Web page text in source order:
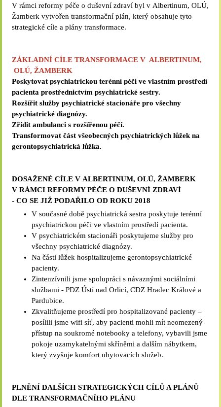
V rámci reformy péče o duševní zdraví byl v Albertinum, OLÚ,
Žamberk vytvořen transformační plán, který obsahuje tyto
strategické cíle a plány transformace.
ZÁKLADNÍ CÍLE TRANSFORMACE V ALBERTINUM,
OLÚ, ŽAMBERK
Poskytovat psychiatrickou terénní péči ve vlastním prostředí
pacienta prostřednictvím psychiatrické sestry.
Rozšířit služby psychiatrické stacionáře pro všechny
psychiatrické diagnózy.
Zřídit ambulanci s rozšířenou péčí.
Transformovat část všeobecných psychiatrických lůžek na
gerontopsychiatrická lůžka.
DOSAŽENÉ CÍLE V ALBERTINUM, OLÚ, ŽAMBERK
V RÁMCI REFORMY PÉČE O DUŠEVNÍ ZDRAVÍ
- CO SE JIŽ PODAŘILO OD ROKU 2018
V současné době psychiatrická sestra poskytuje terénní
psychiatrickou péči ve vlastním prostředí pacienta.
V psychiatrickém stacionáři poskytujeme služby pro
všechny psychiatrické diagnózy.
Na části lůžek hospitalizujeme gerontopsychiatrické
pacienty.
Zintenzívnili jsme spolupráci s návaznými sociálními
službami - PDZ Ústí nad Orlicí, CDZ Hradec Králové a
Pardubice.
Zkvalitňujeme prostředí pro hospitalizované pacienty –
posílili jsme wifi síť, aby pacienti mohli mít neomezený
přístup na soukromé notebooky a telefony, vybavili jsme
pokoje uzamykatelnými skříněmi a dalším nábytkem,
který zvyšuje komfort ubytovacích služeb.
PLNĚNÍ DALŠÍCH STRATEGICKÝCH CÍLŮ A PLÁNŮ
DLE TRANSFORMAČNÍHO PLÁNU